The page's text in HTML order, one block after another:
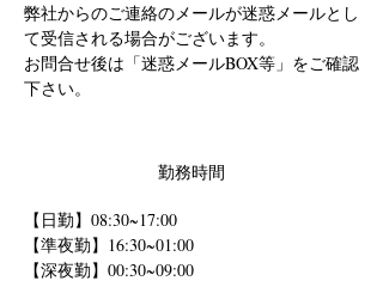
弊社からのご連絡のメールが迷惑メールとし
て受信される場合がございます。
お問合せ後は「迷惑メールBOX等」をご確認
下さい。
勤務時間
【日勤】08:30~17:00
【準夜勤】16:30~01:00
【深夜勤】00:30~09:00